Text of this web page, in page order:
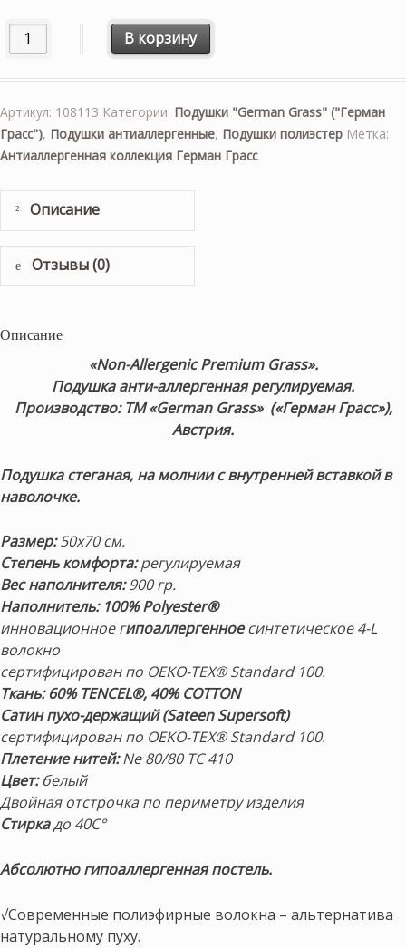
Количество товара Подушка анти-аллергенная
В корзину
Артикул: 108113 Категории: Подушки "German Grass" ("Герман
Грасс"), Подушки антиаллергенные, Подушки полиэстер Метка:
Антиаллергенная коллекция Герман Грасс
Описание
Отзывы (0)
Описание
«Non-Allergenic Premium Grass».
Подушка анти-аллергенная регулируемая.
Производство: ТМ «German Grass» («Герман Грасс»),
Австрия.
Подушка стеганая, на молнии с внутренней вставкой в
наволочке.
Размер:50х70 см.
Степень комфорта:регулируемая
Вес наполнителя:900 гр.
Наполнитель: 100% Polyester®
инновационное гипоаллергенноесинтетическое 4-L
волокно
сертифицирован по OEKO-TEX® Standard 100.
Ткань:60% TENCEL®, 40% COTТON
Сатин пухо-держащий (Sateen Supersoft)
сертифицирован по OEKO-TEX® Standard 100.
Плетение нитей:Ne 80/80 TC 410
Цвет:белый
Двойная отстрочка по периметру изделия
Стиркадо 40С°
Абсолютно гипоаллергенная постель.
√Современные полиэфирные волокна – альтернатива
натуральному пуху.